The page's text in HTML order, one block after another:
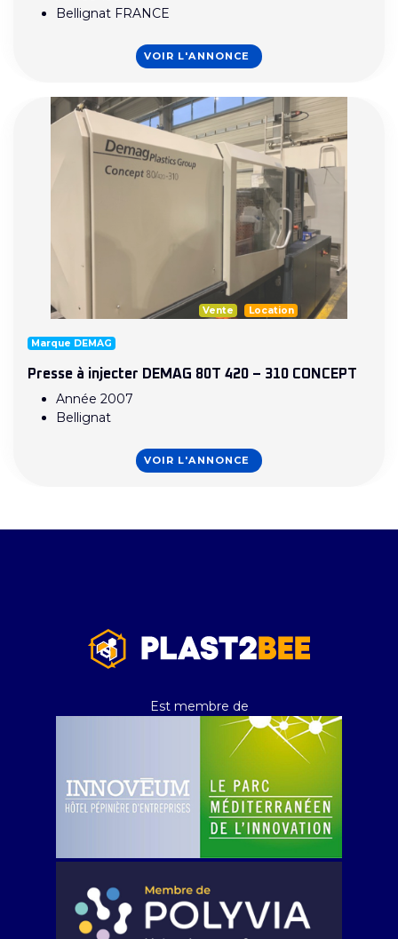
Bellignat FRANCE
VOIR L'ANNONCE
Vente Location
Marque DEMAG
Presse à injecter DEMAG 80T 420 – 310 CONCEPT
Année 2007
Bellignat
VOIR L'ANNONCE
Est membre de